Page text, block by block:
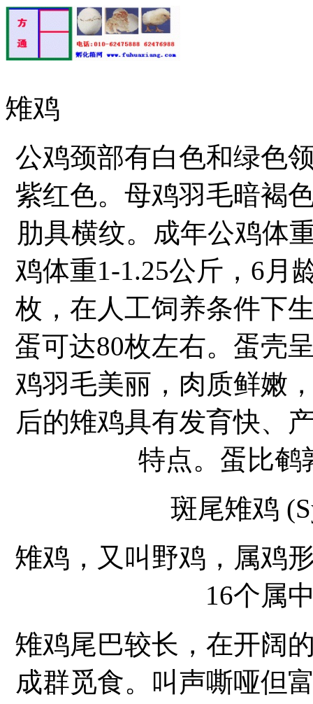
雉鸡
公鸡颈部有白色和绿色
紫红色。母鸡羽毛暗褐
肋具横纹。成年公鸡体
鸡体重1-1.25公斤，6月
枚，在人工饲养条件下
蛋可达80枚左右。蛋壳
鸡羽毛美丽，肉质鲜嫩
后的雉鸡具有发育快、
特点。蛋比鹌
斑尾雉鸡
雉鸡，又叫野鸡，属鸡
16个属
雉鸡尾巴较长，在开阔
成群觅食。叫声嘶哑但